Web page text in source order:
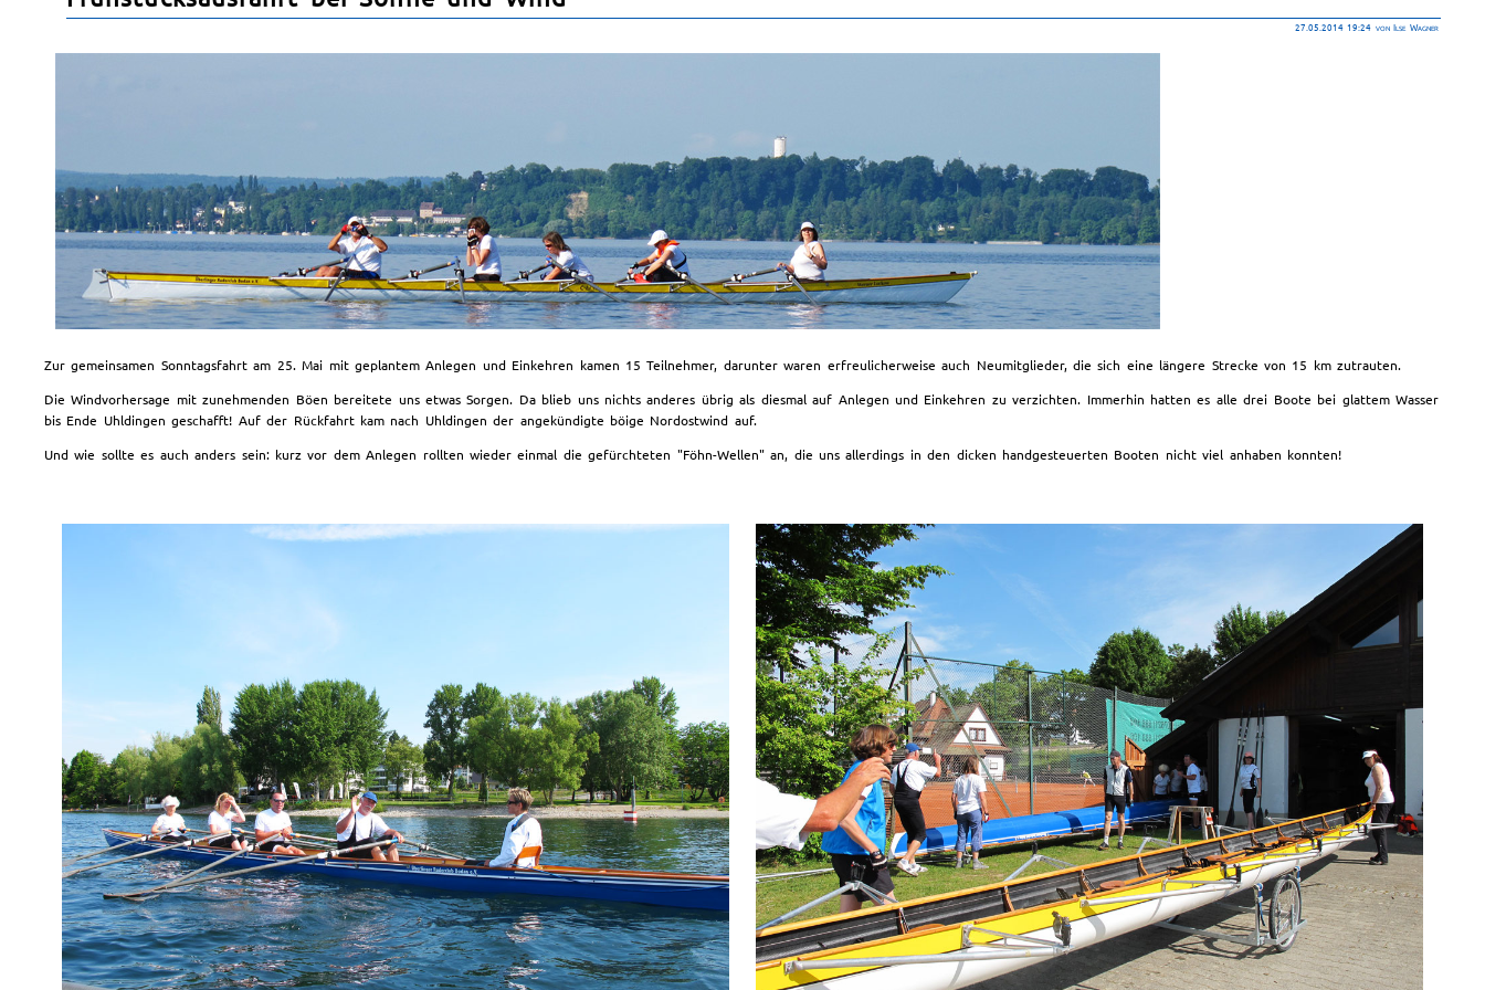
27.05.2014 19:24 von Ilse Wagner
Zur gemeinsamen Sonntagsfahrt am 25. Mai mit geplantem Anlegen und Einkehren kamen 15 Teilnehmer, darunter waren erfreulicherweise auch Neumitglieder, die sich eine längere Strecke von 15 km zutrauten.
Die Windvorhersage mit zunehmenden Böen bereitete uns etwas Sorgen. Da blieb uns nichts anderes übrig als diesmal auf Anlegen und Einkehren zu verzichten. Immerhin hatten es alle drei Boote bei glattem Wasser
bis Ende Uhldingen geschafft! Auf der Rückfahrt kam nach Uhldingen der angekündigte böige Nordostwind auf.
Und wie sollte es auch anders sein: kurz vor dem Anlegen rollten wieder einmal die gefürchteten "Föhn-Wellen" an, die uns allerdings in den dicken handgesteuerten Booten nicht viel anhaben konnten!